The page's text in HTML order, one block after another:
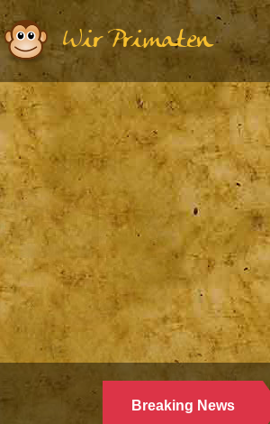
Wir Primaten
Breaking News